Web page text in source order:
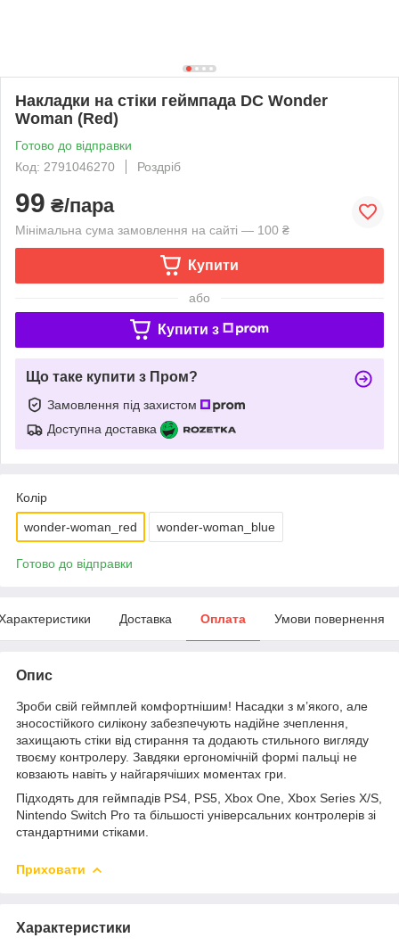
Накладки на стіки геймпада DC Wonder
Woman (Red)
Готово до відправки
Код: 2791046270
Роздріб
99 ₴/пара
Мінімальна сума замовлення на сайті — 100 ₴
Купити
або
Купити з
Що таке купити з Пром?
Замовлення під захистом
Доступна доставка
Колір
wonder-woman_red wonder-woman_blue
Готово до відправки
Доставка Оплата Умови повернення
Опис
Зроби свій геймплей комфортнішим! Насадки з м’якого, але
зносостійкого силікону забезпечують надійне зчеплення,
захищають стіки від стирання та додають стильного вигляду
твоєму контролеру. Завдяки ергономічній формі пальці не
ковзають навіть у найгарячіших моментах гри.
Підходять для геймпадів PS4, PS5, Xbox One, Xbox Series X/S,
Nintendo Switch Pro та більшості універсальних контролерів зі
стандартними стіками.
Приховати
Характеристики